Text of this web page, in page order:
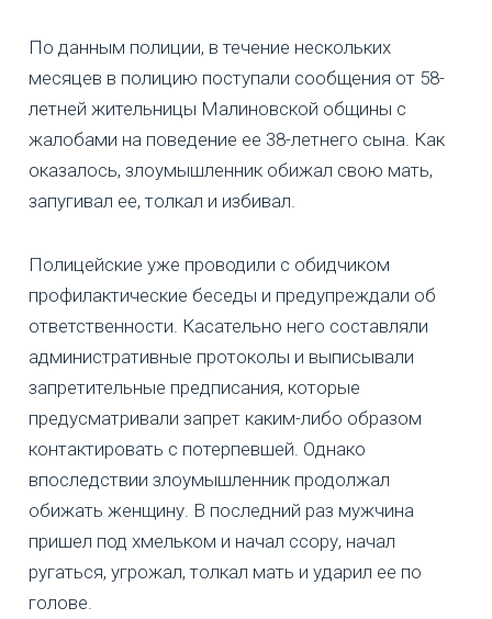
По данным полиции, в течение нескольких
месяцев в полицию поступали сообщения от 58-
летней жительницы Малиновской общины с
жалобами на поведение ее 38-летнего сына. Как
оказалось, злоумышленник обижал свою мать,
запугивал ее, толкал и избивал.
Полицейские уже проводили с обидчиком
профилактические беседы и предупреждали об
ответственности. Касательно него составляли
административные протоколы и выписывали
запретительные предписания, которые
предусматривали запрет каким-либо образом
контактировать с потерпевшей. Однако
впоследствии злоумышленник продолжал
обижать женщину. В последний раз мужчина
пришел под хмельком и начал ссору, начал
ругаться, угрожал, толкал мать и ударил ее по
голове.